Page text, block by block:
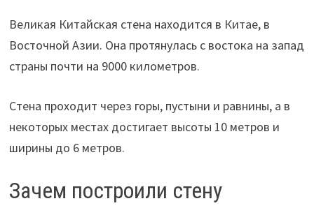
Великая Китайская стена находится в Китае, в
Восточной Азии. Она протянулась с востока на запад
страны почти на 9000 километров.
Стена проходит через горы, пустыни и равнины, а в
некоторых местах достигает высоты 10 метров и
ширины до 6 метров.
Зачем построили стену